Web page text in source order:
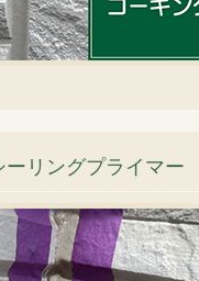
ーリングプライマー